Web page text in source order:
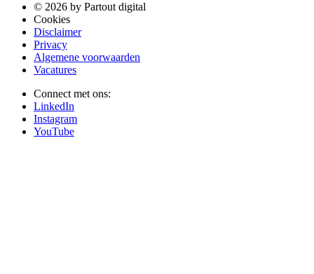
© 2026 by Partout digital
Cookies
Disclaimer
Privacy
Algemene voorwaarden
Vacatures
Connect met ons:
LinkedIn
Instagram
YouTube